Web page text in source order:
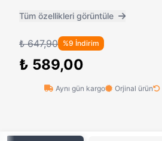
Tüm özellikleri görüntüle
₺ 647,90 %9 İndirim
₺ 589,00
Aynı gün kargo Orjinal ürün